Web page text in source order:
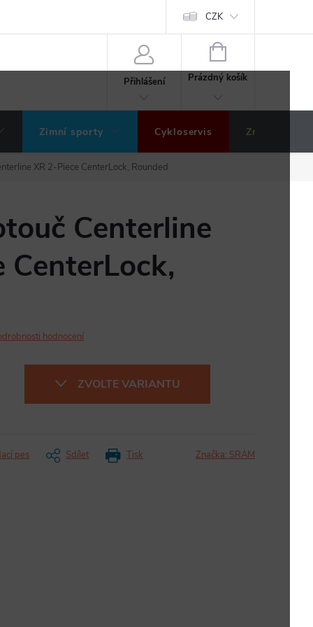
Hodnocení obchodu CZK
Přihlášení
NÁKUPNÍ
KOŠÍK
Prázdný košík
Zimní sporty Cykloservis Značky
XR 2-Piece CenterLock, Rounded
Centerline
CenterLock,
hodnocení
ZVOLTE VARIANTU
Tisk
pes Sdílet Značka: SRAM